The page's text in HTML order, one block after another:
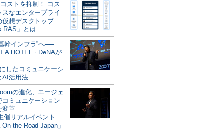
ストを抑制！ コス
スなエンタープライ
仮想デスクトップ
RAS」とは
幹インフラ”へ──
A HOTEL・DeNAが
したコミュニケーシ
AI活用法
の進化、エージェ
コミュニケーション
変革
催リアルイベント
the Road Japan」